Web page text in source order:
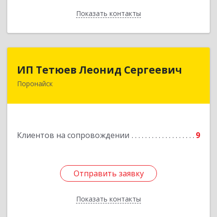
Показать контакты
Назад
ИП Тетюев Леонид Сергеевич
Поронайск
Клиентов на сопровождении 9
Отправить заявку
Показать контакты
694242, Сахалинская обл, Поронайск г, Фрунзе
Отправить заявку
Назад